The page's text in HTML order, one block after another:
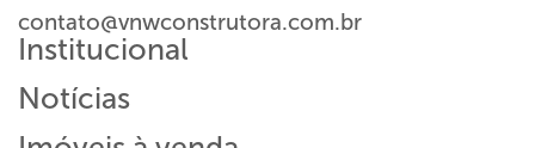
contato@vnwconstrutora.com.br
Institucional
Notícias